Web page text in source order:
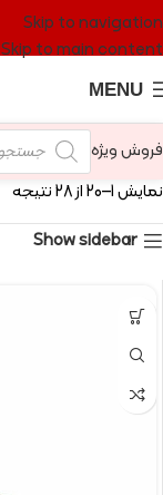
Skip to navigation
Skip to main content
MENU
فروش ویژه
نمایش 1–20 از 28 نتیجه
Show sidebar